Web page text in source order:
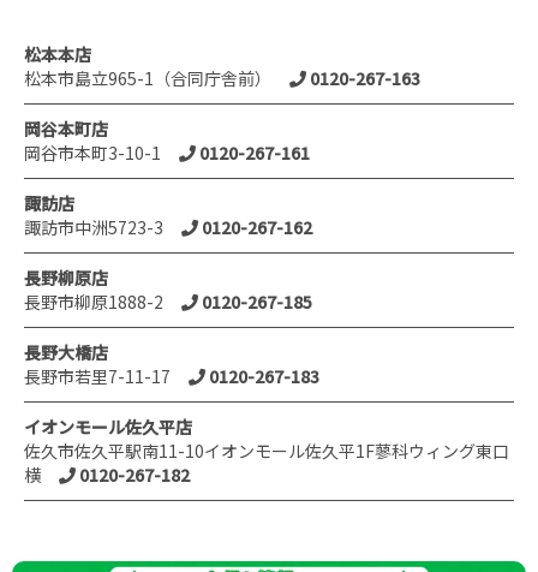
松本本店
松本市島立965-1（合同庁舎前）
0120-267-163
岡谷本町店
岡谷市本町3-10-1
0120-267-161
諏訪店
諏訪市中洲5723-3
0120-267-162
長野柳原店
長野市柳原1888-2
0120-267-185
長野大橋店
長野市若里7-11-17
0120-267-183
イオンモール佐久平店
佐久市佐久平駅南11-10イオンモール佐久平1F蓼科ウィング東口
横
0120-267-182